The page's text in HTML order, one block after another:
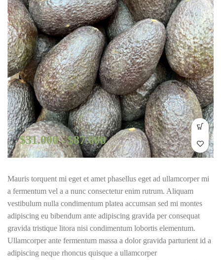
$31.000–$87.000
Mauris torquent mi eget et amet phasellus eget ad ullamcorper mi
a fermentum vel a a nunc consectetur enim rutrum. Aliquam
vestibulum nulla condimentum platea accumsan sed mi montes
adipiscing eu bibendum ante adipiscing gravida per consequat
gravida tristique litora nisi condimentum lobortis elementum.
Ullamcorper ante fermentum massa a dolor gravida parturient id a
adipiscing neque rhoncus quisque a ullamcorper